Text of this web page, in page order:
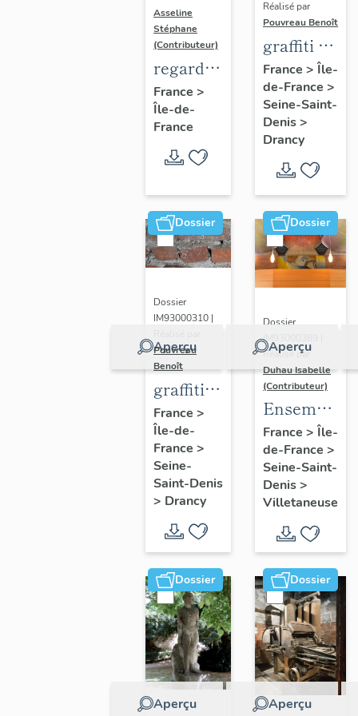
Asseline
Stéphane
(Contributeur)
regard
photographique
sur les
paysages
de la
de
France.
France >
Île-de-
France
Réalisé par
Pouvreau Benoît
graffiti de
chambrée
sur
revers de
façade
France > Île-
de-France >
Seine-Saint-
Denis>
Drancy
Dossier
Aperçu
Dossier
IM93000310 |
Pouvreau
Benoît
graffiti
sur murs
et
charpentes
des
"caves-
prisons
France >
Île-de-
France >
Seine-
Saint-Denis
> Drancy
Dossier
Aperçu
Dossier
IM93000389 |
Réalisé par
Duhau Isabelle
(Contributeur)
Ensemble
de deux
décors
France > Île-
de-France >
Seine-Saint-
Denis>
Villetaneuse
Dossier
Aperçu
Dossier
Aperçu